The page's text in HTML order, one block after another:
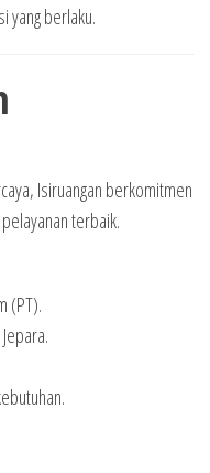
yang berlaku.
Isiruangan berkomitmen
terbaik.
(PT).